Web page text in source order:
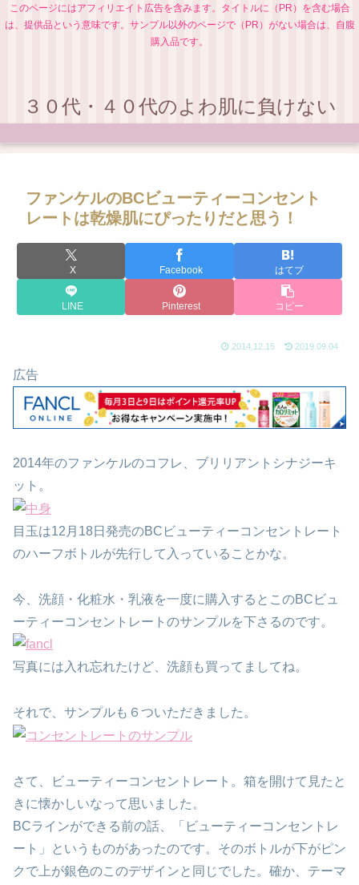
このページにはアフィリエイト広告を含みます。タイトルに（PR）を含む場合
は、提供品という意味です。サンプル以外のページで（PR）がない場合は、自腹
購入品です。
３０代・４０代のよわ肌に負けない
ファンケルのBCビューティーコンセント
レートは乾燥肌にぴったりだと思う！
X Facebook はてブ
LINE Pinterest コピー
2014.12.15 2019.09.04
広告
2014年のファンケルのコフレ、ブリリアントシナジーキ
ット。
目玉は12月18日発売のBCビューティーコンセントレート
のハーフボトルが先行して入っていることかな。
今、洗顔・化粧水・乳液を一度に購入するとこのBCビュ
ーティーコンセントレートのサンプルを下さるのです。
写真には入れ忘れたけど、洗顔も買ってましてね。
それで、サンプルも６ついただきました。
さて、ビューティーコンセントレート。箱を開けて見たと
きに懐かしいなって思いました。
BCラインができる前の話、「ビューティーコンセントレ
ート」というものがあったのです。そのボトルが下がピン
クで上が銀色のこのデザインと同じでした。確か、テーマ